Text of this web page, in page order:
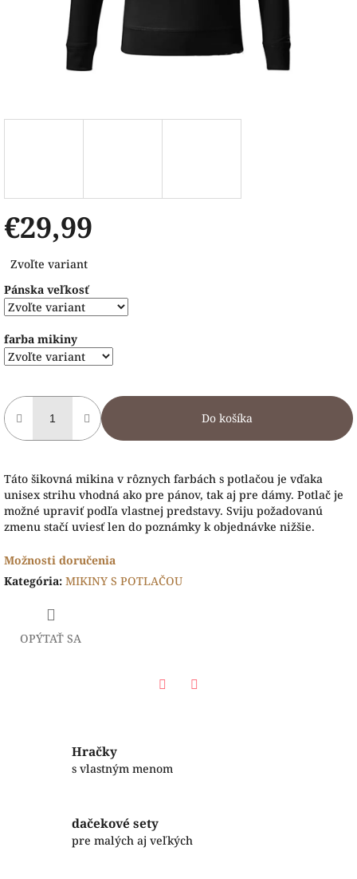
€29,99
cena:
Zvoľte variant
Pánska veľkosť
farba mikiny
Do košíka
Táto šikovná mikina v rôznych farbách s potlačou je vďaka
unisex strihu vhodná ako pre pánov, tak aj pre dámy. Potlač je
možné upraviť podľa vlastnej predstavy. Sviju požadovanú
zmenu stačí uviesť len do poznámky k objednávke nižšie.
Možnosti doručenia
Kategória: MIKINY S POTLAČOU
OPÝTAŤ SA
Hračky
s vlastným menom
dačekové sety
pre malých aj veľkých